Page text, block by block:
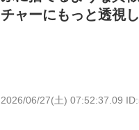
ャーにもっと透視
2026/06/27(土) 07:52:37.09